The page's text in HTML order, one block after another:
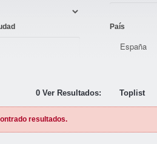
País
0 Ver Resultados: Toplist
resultados.